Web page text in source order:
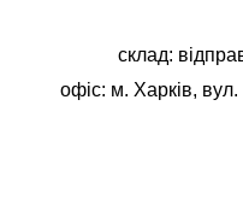
склад:
офіс: м. Харків, вул.